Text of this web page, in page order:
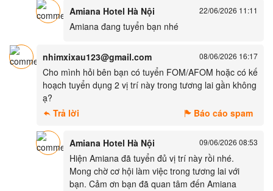
Amiana Hotel Hà Nội 22/06/2026 11:11
Amiana đang tuyển bạn nhé
nhimxixau123@gmail.com 08/06/2026 16:17
Cho mình hỏi bên bạn có tuyển FOM/AFOM hoặc có kế
hoạch tuyển dụng 2 vị trí này trong tương lai gần không
ạ?
Trả lời
Báo cáo spam
Amiana Hotel Hà Nội 09/06/2026 08:53
Hiện Amiana đã tuyển đủ vị trí này rồi nhé.
Mong chờ cơ hội làm việc trong tương lai với
bạn. Cảm ơn bạn đã quan tâm đến Amiana